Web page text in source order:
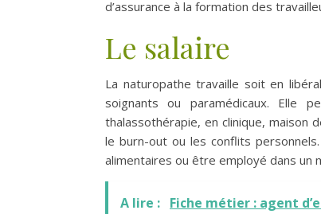
d’assurance à la formation des
Le salaire
La naturopathe travaille soit en
soignants ou paramédicaux.
thalassothérapie, en clinique,
le burn-out ou les conflits
alimentaires ou être employé dans un
A lire : Fiche métier : agent